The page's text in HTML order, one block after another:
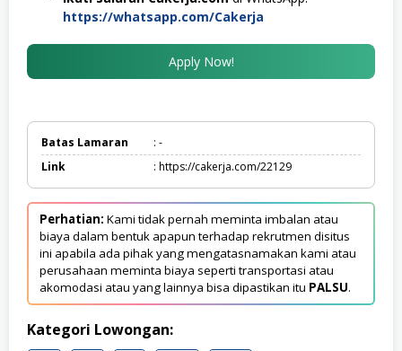
https://whatsapp.com/Cakerja
Apply Now!
Batas Lamaran
: -
Link
: https://cakerja.com/22129
Perhatian: Kami tidak pernah meminta imbalan atau
biaya dalam bentuk apapun terhadap rekrutmen disitus
ini apabila ada pihak yang mengatasnamakan kami atau
perusahaan meminta biaya seperti transportasi atau
akomodasi atau yang lainnya bisa dipastikan itu PALSU.
Kategori Lowongan: